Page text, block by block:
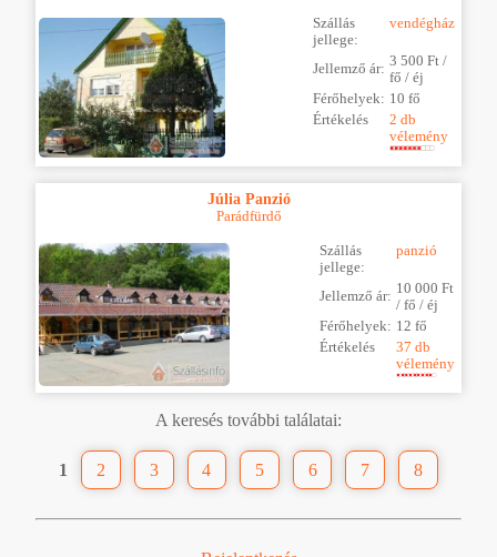
Szállás
jellege:
vendégház
Jellemző ár: 3 500 Ft /
fő / éj
Férőhelyek: 10 fő
Értékelés
2 db
vélemény
Júlia Panzió
Parádfürdő
Szállás
jellege:
panzió
Jellemző ár: 10 000 Ft
/ fő / éj
Férőhelyek: 12 fő
Értékelés
37 db
vélemény
A keresés további találatai:
1 2 3 4 5 6 7 8